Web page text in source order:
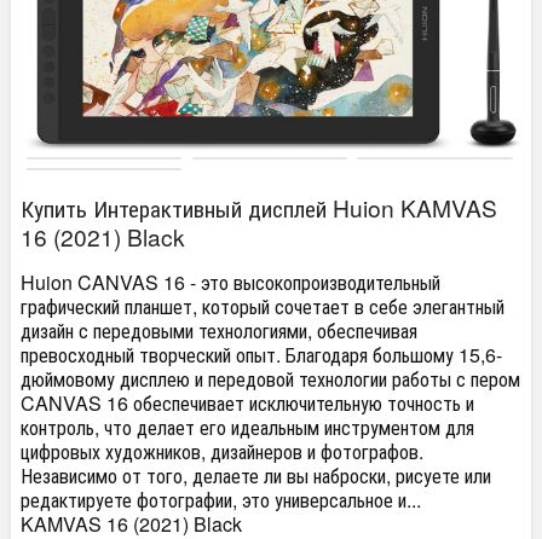
Купить Интерактивный дисплей Huion KAMVAS
16 (2021) Black
Huion CANVAS 16 - это высокопроизводительный
графический планшет, который сочетает в себе элегантный
дизайн с передовыми технологиями, обеспечивая
превосходный творческий опыт. Благодаря большому 15,6-
дюймовому дисплею и передовой технологии работы с пером
CANVAS 16 обеспечивает исключительную точность и
контроль, что делает его идеальным инструментом для
цифровых художников, дизайнеров и фотографов.
Независимо от того, делаете ли вы наброски, рисуете или
редактируете фотографии, это универсальное и...
KAMVAS 16 (2021) Black